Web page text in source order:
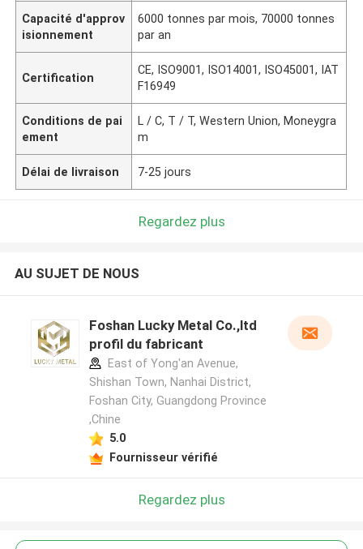
Capacité d'approv
isionnement
6000 tonnes par mois, 70000 tonnes
par an
Certification
CE, ISO9001, ISO14001, ISO45001, IAT
F16949
Conditions de pai
ement
L / C, T / T, Western Union, Moneygra
m
Délai de livraison 7-25 jours
Regardez plus
AU SUJET DE NOUS
Foshan Lucky Metal Co.,ltd
profil du fabricant
East of Yong'an Avenue,
Shishan Town, Nanhai District,
Foshan City, Guangdong Province
,Chine
5.0
Fournisseur vérifié
Regardez plus